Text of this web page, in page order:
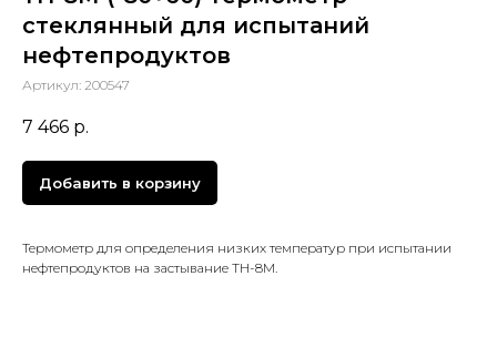
стеклянный для испытаний
нефтепродуктов
Артикул: 200547
7 466 р.
Добавить в корзину
Термометр для определения низких температур при испытании
нефтепродуктов на застывание ТН-8М.